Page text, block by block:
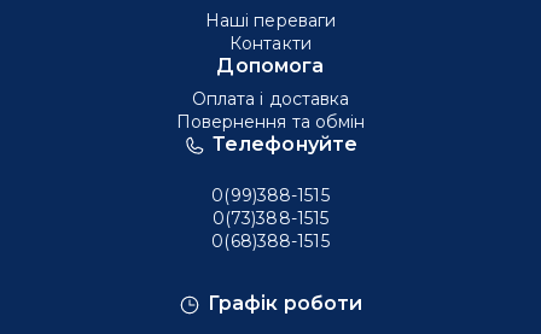
Графік роботи
Телефонуйте
0(99)388-1515
0(73)388-1515
0(68)388-1515
Наші переваги
Контакти
Допомога
Оплата і доставка
Повернення та обмін